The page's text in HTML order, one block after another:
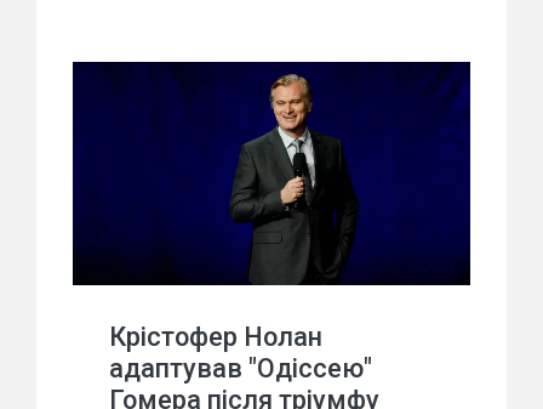
Крістофер Нолан
адаптував "Одіссею"
Гомера після тріумфу